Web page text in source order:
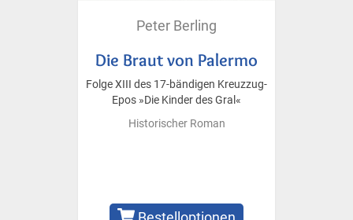
Peter Berling
Die Braut von Palermo
Folge XIII des 17-bändigen Kreuzzug-
Epos »Die Kinder des Gral«
Historischer Roman